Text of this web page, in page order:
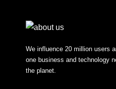
We influence 20 million users
one business and technology
the planet.